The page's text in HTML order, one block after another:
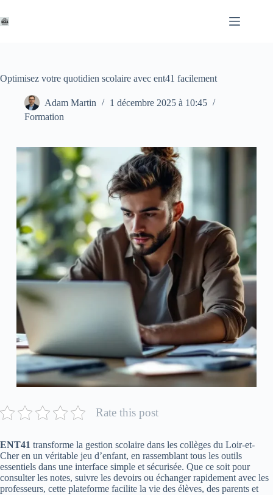
au
contenu
Optimisez votre quotidien scolaire avec ent41 facilement
Adam Martin
1 décembre 2025 à 10:45
Formation
Rate this post
ENT41 transforme la gestion scolaire dans les collèges du Loir-et-
Cher en un véritable jeu d’enfant, en rassemblant tous les outils
essentiels dans une interface simple et sécurisée. Que ce soit pour
consulter les notes, suivre les devoirs ou échanger rapidement avec les
professeurs, cette plateforme facilite la vie des élèves, des parents et